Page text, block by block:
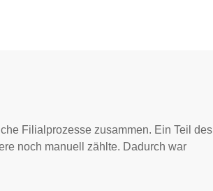
Filialprozesse zusammen. Ein Teil des
noch manuell zählte. Dadurch war